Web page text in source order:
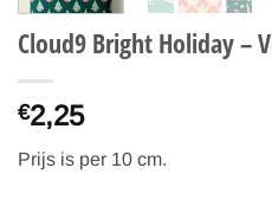
Cloud9 Bright Holiday –
€2,25
Prijs is per 10 cm.